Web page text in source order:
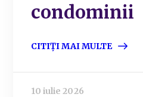
condominii
CITIȚI MAI MULTE
10 iulie 2026